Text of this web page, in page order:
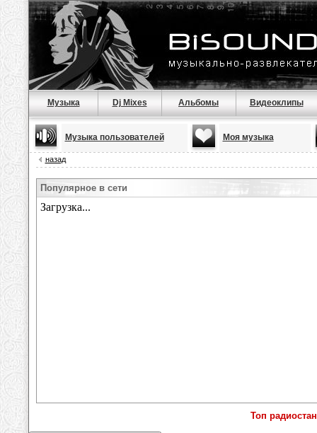
Музыка Dj Mixes Альбомы Видеоклипы
Музыка пользователей Моя музыка
назад
Популярное в сети
Топ